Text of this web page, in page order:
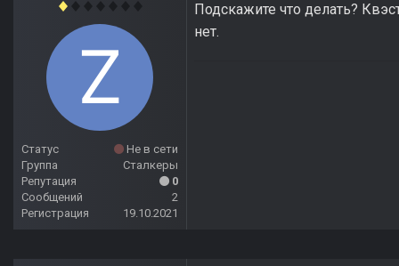
Статус
Не в сети
Группа
Сталкеры
Репутация
0
Сообщений
2
Регистрация
19.10.2021
Подскажите что делать?
нет.